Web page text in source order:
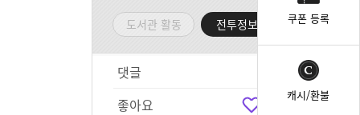
도서관 활동 전투정보실
댓글
좋아요
쿠폰 등록
캐시/환불